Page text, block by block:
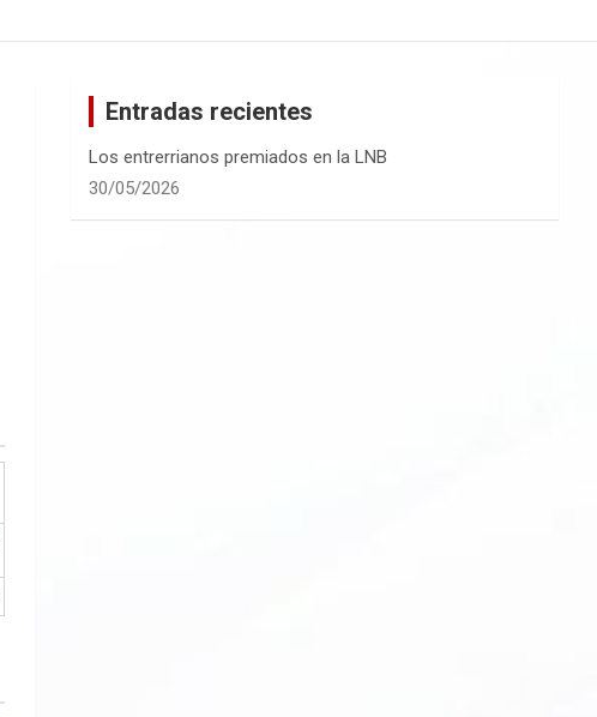
Entradas recientes
Los entrerrianos premiados en la LNB
30/05/2026